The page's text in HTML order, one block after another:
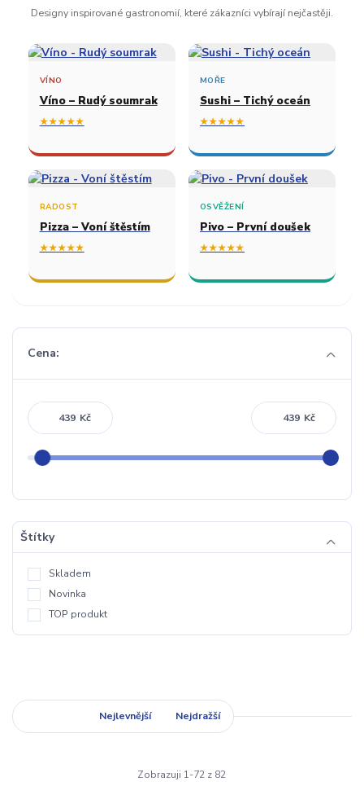
Designy inspirované gastronomií, které zákazníci vybírají nejčastěji.
VÍNO
Víno – Rudý soumrak
★★★★★
MOŘE
Sushi – Tichý oceán
★★★★★
RADOST
Pizza – Voní štěstím
★★★★★
OSVĚŽENÍ
Pivo – První doušek
★★★★★
Cena:
Kč Kč
Štítky
Skladem
Novinka
TOP produkt
Nejlevnější Nejdražší
Zobrazuji 1-72 z 82